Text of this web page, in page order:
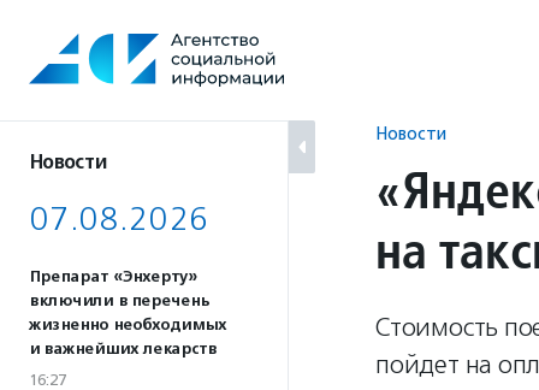
содержанию
Новости
07.08.2026
Препарат «Энхерту»
включили в перечень
жизненно необходимых
и важнейших лекарств
16:27
Новости
на
Стоимость
пойдет на